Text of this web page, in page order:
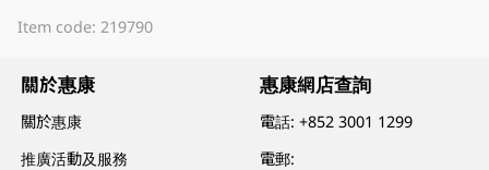
Item code: 219790
關於惠康
關於惠康
推廣活動及服務
惠康網店查詢
電話:+852 3001 1299
電郵: